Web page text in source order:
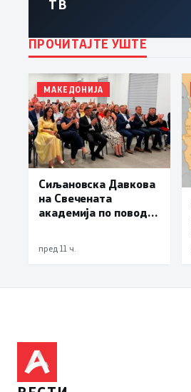
ТВ
ПРОЧИТАЈТЕ УШТЕ
МАКЕДОНИЈА
Сиљановска Давкова
на Свечената
академија по повод
пред 11 ч.